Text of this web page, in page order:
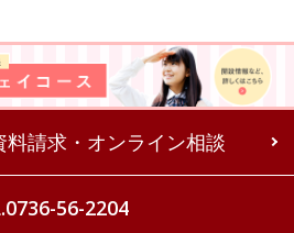
料請求・オンライン相談
56-2204